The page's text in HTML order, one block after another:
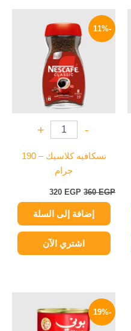
-11%
-
+
نسكافيه كلاسيك – 190
جرام
360EGP
الأصلي
هو:
360 EGP.
320 EGP
الحالي
هو:
320 EGP.
إضافة إلى السلة
اشتري الآن
-19%
الأصلي
هو:
185 EGP.
الحالي
هو:
149 EGP.